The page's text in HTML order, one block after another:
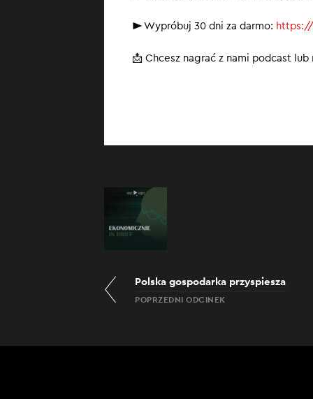
► Wypróbuj 30 dni za darmo:
📩 Chcesz nagrać z nami podcast
Polska gospodarka przyspiesza
POPRZEDNI ODCINEK